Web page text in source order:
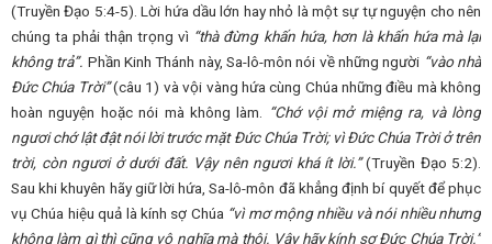
(Truyền Đạo 5:4-5). Lời hứa dầu lớn hay nhỏ là một sự tự nguyện cho nên
chúng ta phải thận trọng vì “thà đừng khấn hứa, hơn là khấn hứa mà lại
không trả”. Phần Kinh Thánh này, Sa-lô-môn nói về những người “vào nhà
Đức Chúa Trời”(câu 1) và vội vàng hứa cùng Chúa những điều mà không
hoàn nguyện hoặc nói mà không làm.
“Chớ vội mở miệng ra, và lòng
ngươi chớ lật đật nói lời trước mặt Đức Chúa Trời; vì Đức Chúa Trời ở trên
trời, còn ngươi ở dưới đất. Vậy nên ngươi khá ít lời.”(Truyền Đạo 5:2).
Sau khi khuyên hãy giữ lời hứa, Sa-lô-môn đã khẳng định bí quyết để phục
vụ Chúa hiệu quả là kính sợ Chúa “vì mơ mộng nhiều và nói nhiều nhưng
không làm gì thì cũng vô nghĩa mà thôi. Vậy hãy kính sợ Ðức Chúa Trời.”